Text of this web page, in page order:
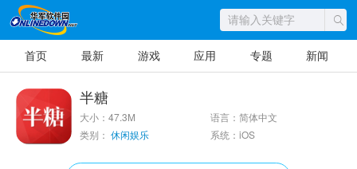
首页 最新 游戏 应用 专题 新闻
半糖
大小：47.3M
语言：简体中文
类别： 休闲娱乐 系统：iOS